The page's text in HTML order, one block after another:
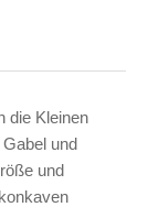
die Kleinen
und
und